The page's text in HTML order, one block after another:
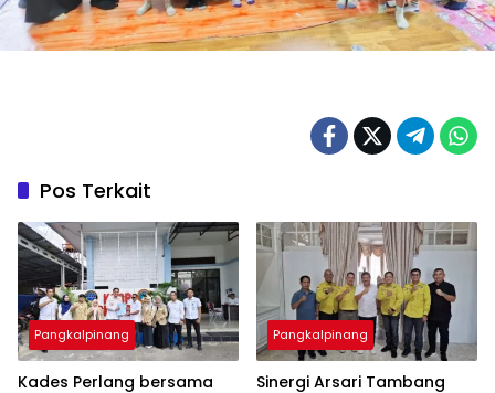
Pos Terkait
Pangkalpinang
Kades Perlang bersama
Pangkalpinang
‎Sinergi Arsari Tambang